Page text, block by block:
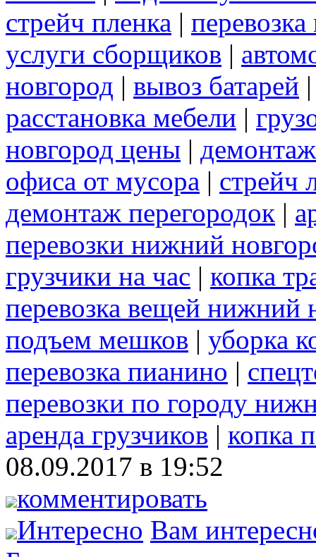
стрейч пленка |
услуги сборщиков |
новгород | вывоз батарей
расстановка мебели |
новгород цены | демонтаж
офиса от мусора | стрейч
демонтаж перегородок |
перевозки нижний
грузчики на час | копка
перевозка вещей нижний
подъем мешков | уборка
перевозка пианино |
перевозки по городу
аренда грузчиков | копка
08.09.2017 в 19:52
комментировать
Интересно Вам